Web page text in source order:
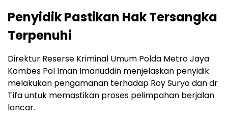
Penyidik Pastikan Hak Tersangka
Terpenuhi
Direktur Reserse Kriminal Umum Polda Metro Jaya
Kombes Pol Iman Imanuddin menjelaskan penyidik
melakukan pengamanan terhadap Roy Suryo dan dr
Tifa untuk memastikan proses pelimpahan berjalan
lancar.